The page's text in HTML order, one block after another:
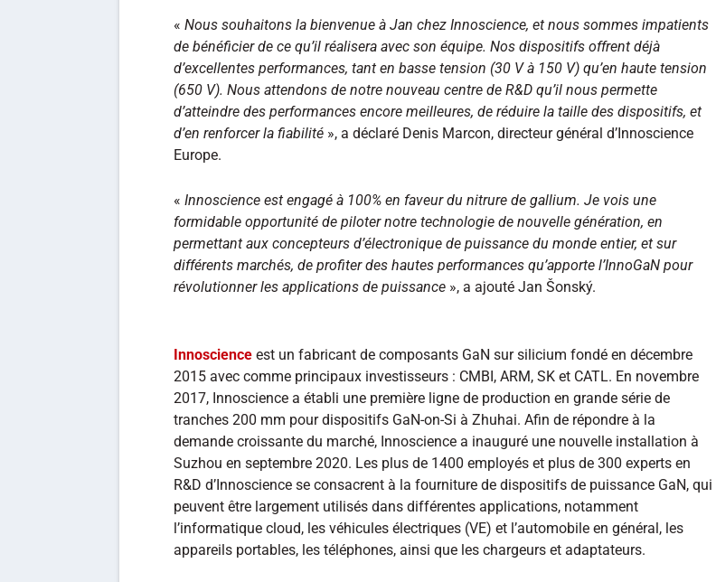
« Nous souhaitons la bienvenue à Jan chez Innoscience, et nous sommes impatients
de bénéficier de ce qu’il réalisera avec son équipe. Nos dispositifs offrent déjà
d’excellentes performances, tant en basse tension (30 V à 150 V) qu’en haute tension
(650 V). Nous attendons de notre nouveau centre de R&D qu’il nous permette
d’atteindre des performances encore meilleures, de réduire la taille des dispositifs, et
d’en renforcer la fiabilité », a déclaré Denis Marcon, directeur général d’Innoscience
Europe.
« Innoscience est engagé à 100% en faveur du nitrure de gallium. Je vois une
formidable opportunité de piloter notre technologie de nouvelle génération, en
permettant aux concepteurs d’électronique de puissance du monde entier, et sur
différents marchés, de profiter des hautes performances qu’apporte l’InnoGaN pour
révolutionner les applications de puissance », a ajouté Jan Šonský.
Innoscience est un fabricant de composants GaN sur silicium fondé en décembre
2015 avec comme principaux investisseurs : CMBI, ARM, SK et CATL. En novembre
2017, Innoscience a établi une première ligne de production en grande série de
tranches 200 mm pour dispositifs GaN-on-Si à Zhuhai. Afin de répondre à la
demande croissante du marché, Innoscience a inauguré une nouvelle installation à
Suzhou en septembre 2020. Les plus de 1400 employés et plus de 300 experts en
R&D d’Innoscience se consacrent à la fourniture de dispositifs de puissance GaN, qui
peuvent être largement utilisés dans différentes applications, notamment
l’informatique cloud, les véhicules électriques (VE) et l’automobile en général, les
appareils portables, les téléphones, ainsi que les chargeurs et adaptateurs.